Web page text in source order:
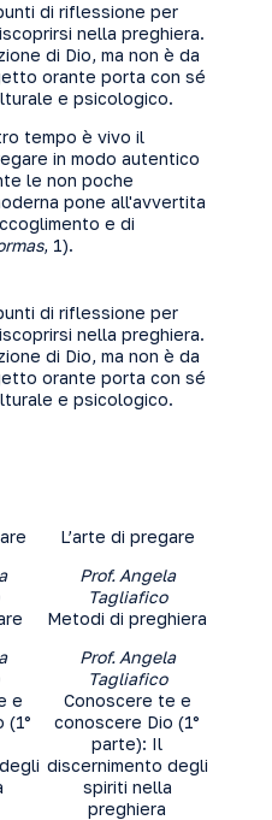
di riflessione per
nella preghiera.
di Dio, ma non è da
orante porta con sé
e psicologico.
tempo è vivo il
in modo autentico
le non poche
pone all'avvertita
e di
, 1).
di riflessione per
nella preghiera.
di Dio, ma non è da
orante porta con sé
e psicologico.
L’arte di pregare
Prof. Angela
Tagliafico
Metodi di preghiera
Prof. Angela
Tagliafico
e
(1°
Conoscere te e
conoscere Dio (1°
parte): Il
discernimento degli
spiriti nella
preghiera